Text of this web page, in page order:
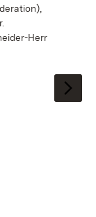
Herr
2 3